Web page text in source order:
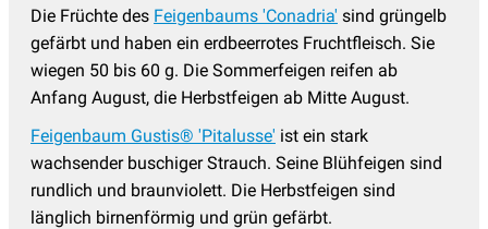
Die Früchte des Feigenbaums 'Conadria' sind grüngelb
gefärbt und haben ein erdbeerrotes Fruchtfleisch. Sie
wiegen 50 bis 60 g. Die Sommerfeigen reifen ab
Anfang August, die Herbstfeigen ab Mitte August.
Feigenbaum Gustis® 'Pitalusse' ist ein stark
wachsender buschiger Strauch. Seine Blühfeigen sind
rundlich und braunviolett. Die Herbstfeigen sind
länglich birnenförmig und grün gefärbt.